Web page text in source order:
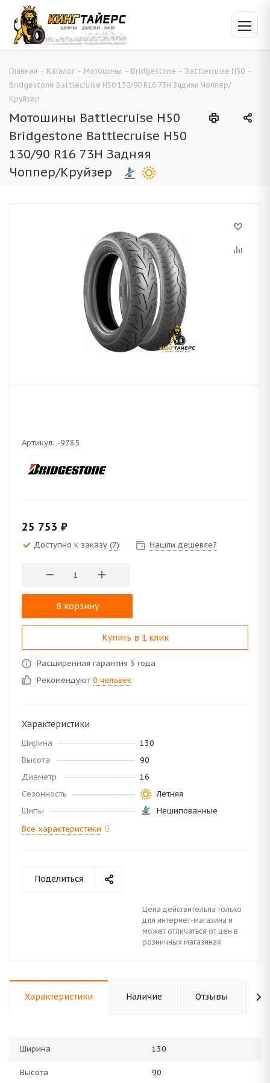
Главная - Каталог - Мотошины - Bridgestone - Battlecruise H50 -
Bridgestone Battlecruise H50 130/90 R16 73H Задняя Чоппер/
Круйзер
Мотошины Battlecruise H50
Bridgestone Battlecruise H50
130/90 R16 73H Задняя
Чоппер/Круйзер
Артикул: -9785
25 753 ₽
Доступно к заказу (7) Нашли дешевле?
В корзину
Купить в 1 клик
Расширенная гарантия 3 года
Рекомендуют 0 человек
Характеристики
Ширина
130
Высота
90
Диаметр
16
Сезонность
Летняя
Шипы
Нешипованные
Все характеристики
Поделиться
Цена действительна только
для интернет-магазина и
может отличаться от цен в
розничных магазинах
Характеристики Наличие Отзывы
Ширина 130
Высота 90